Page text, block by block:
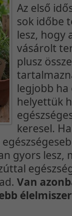
Az első
sok időbe
lesz, hogy
vásárolt
plusz
legjobb ha
helyettük
keresel.
gyors lesz,
Van